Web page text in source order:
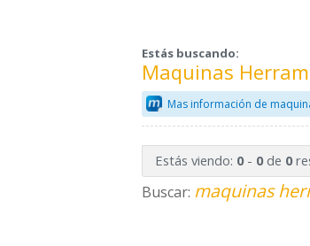
Estás buscando:
Maquinas
Mas información de
Estás viendo: 0- 0de 0
Buscar: maquinas